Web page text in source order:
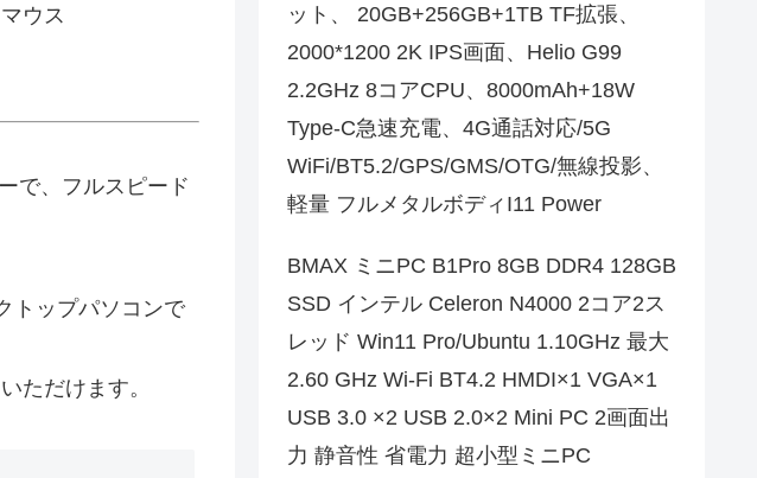
ウス
で、フルスピード
トップパソコンで
ただけます。
ット、 20GB+256GB+1TB TF拡張、
2000*1200 2K IPS画面、Helio G99
2.2GHz 8コアCPU、8000mAh+18W
Type-C急速充電、4G通話対応/5G
WiFi/BT5.2/GPS/GMS/OTG/無線投影、
軽量 フルメタルボディI11 Power
BMAX ミニPC B1Pro 8GB DDR4 128GB
SSD インテル Celeron N4000 2コア2ス
レッド Win11 Pro/Ubuntu 1.10GHz 最大
2.60 GHz Wi-Fi BT4.2 HMDI×1 VGA×1
USB 3.0 ×2 USB 2.0×2 Mini PC 2画面出
力 静音性 省電力 超小型ミニPC